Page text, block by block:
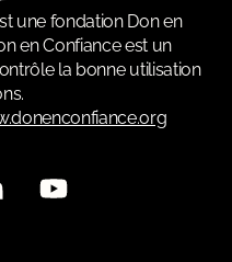
une fondation Don en
en Confiance est un
la bonne utilisation